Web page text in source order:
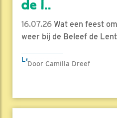
de l..
16.07.26 Wat een feest
weer bij de Beleef de
Lees meer
Door Camilla Dreef